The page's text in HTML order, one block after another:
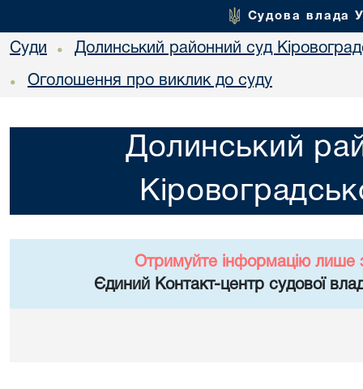
Судова влада
Суди • Долинський районний суд
• Оголошення про виклик до суду
Долинський
Отримуйте інформацію лише
Єдиний Контакт-центр судової